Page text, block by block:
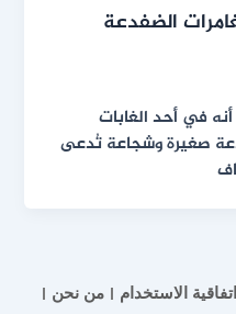
الضفدعة
في أحد الغابات
صغيرة وشجاعة تُدعى
اتفاقية الاستخدام من نحن